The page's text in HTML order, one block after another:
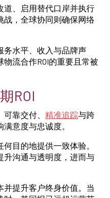
道、启用替代口岸并执行
战，全球协同则确保网络
务水平、收入与品牌声
流合作ROI的重要且常被
ROI
靠交付、 精准追踪与跨
意度与忠诚度。
目的地提供一致体验。
升沟通与透明度，进而与
提升客户终身价值。当